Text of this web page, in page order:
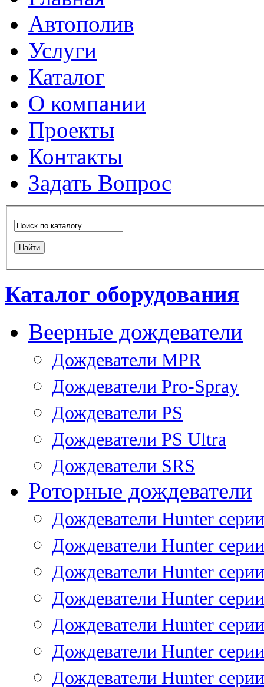
Автополив
Услуги
Каталог
О компании
Проекты
Контакты
Задать Вопрос
Каталог оборудования
Веерные дождеватели
Дождеватели MPR
Дождеватели Pro-Spray
Дождеватели PS
Дождеватели PS Ultra
Дождеватели SRS
Роторные дождеватели
Дождеватели Hunter
Дождеватели Hunter
Дождеватели Hunter
Дождеватели Hunter
Дождеватели Hunter
Дождеватели Hunter
Дождеватели Hunter